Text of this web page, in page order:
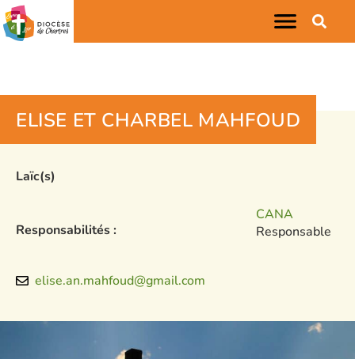
ELISE ET CHARBEL MAHFOUD
Laïc(s)
Responsabilités :
CANA
Responsable
elise.an.mahfoud@gmail.com